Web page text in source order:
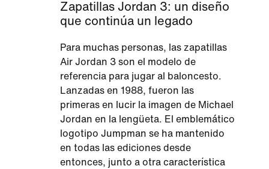
Zapatillas Jordan 3: un diseño
que continúa un legado
Para muchas personas, las zapatillas
Air Jordan 3 son el modelo de
referencia para jugar al baloncesto.
Lanzadas en 1988, fueron las
primeras en lucir la imagen de Michael
Jordan en la lengüeta. El emblemático
logotipo Jumpman se ha mantenido
en todas las ediciones desde
entonces, junto a otra característica